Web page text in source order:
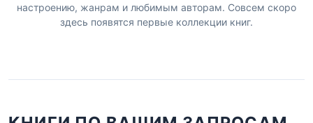
настроению, жанрам и любимым авторам. Совсем скоро
здесь появятся первые коллекции книг.